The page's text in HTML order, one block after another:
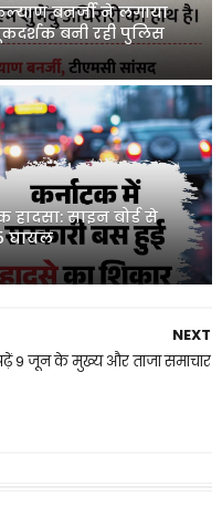
बनर्जी ने लगाया
बनी रही पुलिस
साइन बोर्ड से
घायल
NEXT
9 जून के मुख्य और ताजा समाचार